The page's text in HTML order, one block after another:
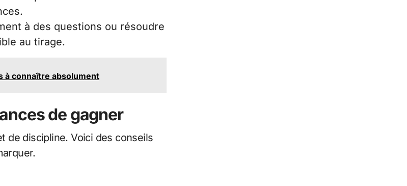
à des questions ou résoudre
au tirage.
à connaître absolument
de gagner
de discipline. Voici des conseils